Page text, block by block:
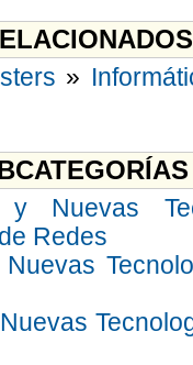
»
y Nuevas
Redes